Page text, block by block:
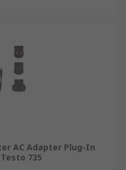
AC Adapter Plug-In
735